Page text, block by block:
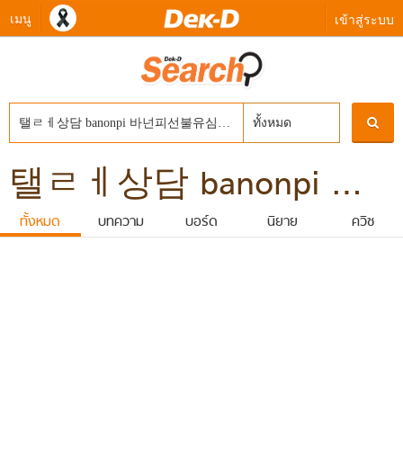
เมนู เข้าสู่ระบบ
ทั้งหมด
탤ㄹㅔ상담 banonpi 바넌피선불유심내구제 선불폰유심매입합니다 생계지원자금대출 의령군장기연체자비대면소액급전대출 만18세급전
ทั้งหมด บทความ บอร์ด นิยาย ควิซ